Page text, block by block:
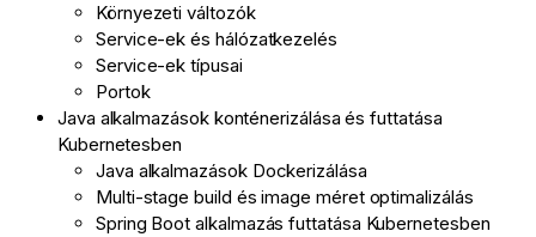
Környezeti változók
Service-ek és hálózatkezelés
Service-ek típusai
Portok
Java alkalmazások konténerizálása és futtatása
Kubernetesben
Java alkalmazások Dockerizálása
Multi-stage build és image méret optimalizálás
Spring Boot alkalmazás futtatása Kubernetesben